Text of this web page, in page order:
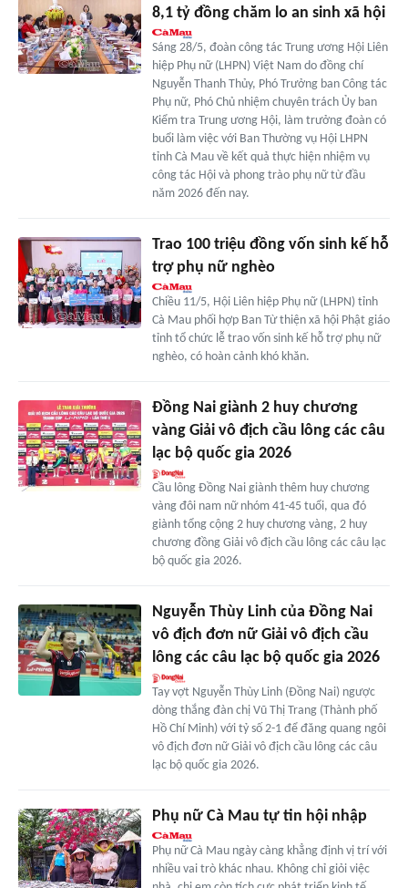
8,1 tỷ đồng chăm lo an sinh xã hội
Sáng 28/5, đoàn công tác Trung ương Hội Liên
hiệp Phụ nữ (LHPN) Việt Nam do đồng chí
Nguyễn Thanh Thủy, Phó Trưởng ban Công tác
Phụ nữ, Phó Chủ nhiệm chuyên trách Ủy ban
Kiểm tra Trung ương Hội, làm trưởng đoàn có
buổi làm việc với Ban Thường vụ Hội LHPN
tỉnh Cà Mau về kết quả thực hiện nhiệm vụ
công tác Hội và phong trào phụ nữ từ đầu
năm 2026 đến nay.
Trao 100 triệu đồng vốn sinh kế hỗ
trợ phụ nữ nghèo
Chiều 11/5, Hội Liên hiệp Phụ nữ (LHPN) tỉnh
Cà Mau phối hợp Ban Từ thiện xã hội Phật giáo
tỉnh tổ chức lễ trao vốn sinh kế hỗ trợ phụ nữ
nghèo, có hoàn cảnh khó khăn.
Đồng Nai giành 2 huy chương
vàng Giải vô địch cầu lông các câu
lạc bộ quốc gia 2026
Cầu lông Đồng Nai giành thêm huy chương
vàng đôi nam nữ nhóm 41-45 tuổi, qua đó
giành tổng cộng 2 huy chương vàng, 2 huy
chương đồng Giải vô địch cầu lông các câu lạc
bộ quốc gia 2026.
Nguyễn Thùy Linh của Đồng Nai
vô địch đơn nữ Giải vô địch cầu
lông các câu lạc bộ quốc gia 2026
Tay vợt Nguyễn Thùy Linh (Đồng Nai) ngược
dòng thắng đàn chị Vũ Thị Trang (Thành phố
Hồ Chí Minh) với tỷ số 2-1 để đăng quang ngôi
vô địch đơn nữ Giải vô địch cầu lông các câu
lạc bộ quốc gia 2026.
Phụ nữ Cà Mau tự tin hội nhập
Phụ nữ Cà Mau ngày càng khẳng định vị trí với
nhiều vai trò khác nhau. Không chỉ giỏi việc